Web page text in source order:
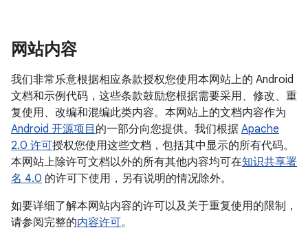
网站内容
我们非常乐意根据相应条款授权您使用本网站上的 Android
文档和示例代码，这些条款鼓励您根据需要采用、修改、重
复使用、改编和混编此类内容。本网站上的文档内容作为
Android 开源项目 的一部分向您提供。我们根据 Apache
2.0 许可授权您使用这些文档，包括其中显示的所有代码。
本网站上除许可文档以外的所有其他内容均可在知识共享署
名 4.0 的许可下使用，另有说明的情况除外。
如要详细了解本网站内容的许可以及关于重复使用的限制，
请参阅完整的内容许可。